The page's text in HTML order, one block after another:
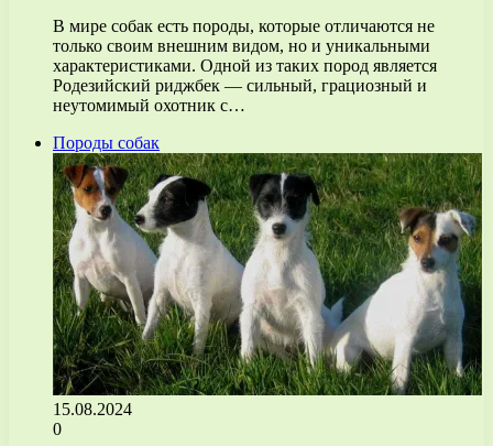
В мире собак есть породы, которые отличаются не
только своим внешним видом, но и уникальными
характеристиками. Одной из таких пород является
Родезийский риджбек — сильный, грациозный и
неутомимый охотник с…
Породы собак
15.08.2024
0